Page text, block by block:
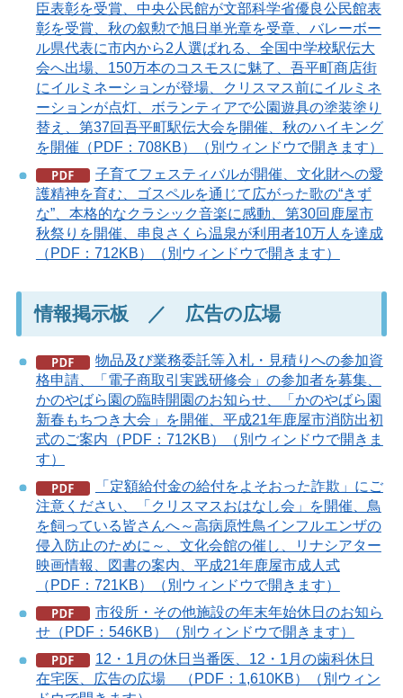
臣表彰を受賞、中央公民館が文部科学省優良公民館表
彰を受賞、秋の叙勲で旭日単光章を受章、バレーボー
ル県代表に市内から2人選ばれる、全国中学校駅伝大
会へ出場、150万本のコスモスに魅了、吾平町商店街
にイルミネーションが登場、クリスマス前にイルミネ
ーションが点灯、ボランティアで公園遊具の塗装塗り
替え、第37回吾平町駅伝大会を開催、秋のハイキング
を開催（PDF：708KB）（別ウィンドウで開きます）
子育てフェスティバルが開催、文化財への愛
護精神を育む、ゴスペルを通じて広がった歌の“きず
な”、本格的なクラシック音楽に感動、第30回鹿屋市
秋祭りを開催、串良さくら温泉が利用者10万人を達成
（PDF：712KB）（別ウィンドウで開きます）
情報掲示板 ／ 広告の広場
物品及び業務委託等入札・見積りへの参加資
格申請、「電子商取引実践研修会」の参加者を募集、
かのやばら園の臨時開園のお知らせ、「かのやばら園
新春もちつき大会」を開催、平成21年鹿屋市消防出初
式のご案内（PDF：712KB）（別ウィンドウで開きま
す）
「定額給付金の給付をよそおった詐欺」にご
注意ください、「クリスマスおはなし会」を開催、鳥
を飼っている皆さんへ～高病原性鳥インフルエンザの
侵入防止のために～、文化会館の催し、リナシアター
映画情報、図書の案内、平成21年鹿屋市成人式
（PDF：721KB）（別ウィンドウで開きます）
市役所・その他施設の年末年始休日のお知ら
せ（PDF：546KB）（別ウィンドウで開きます）
12・1月の休日当番医、12・1月の歯科休日
在宅医、広告の広場 （PDF：1,610KB）（別ウィン